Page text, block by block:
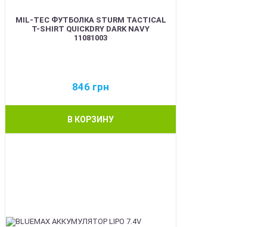
MIL-TEC ФУТБОЛКА STURM TACTICAL
T-SHIRT QUICKDRY DARK NAVY
11081003
846 грн
В КОРЗИНУ